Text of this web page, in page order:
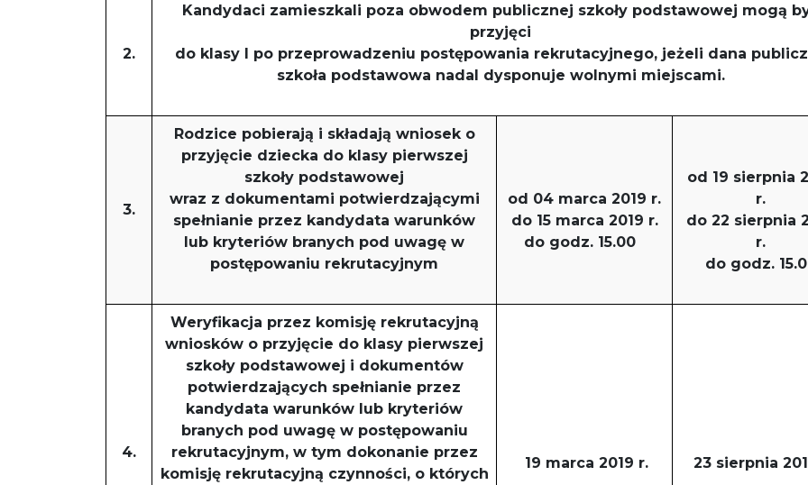
2.
Kandydaci zamieszkali poza obwodem publicznej szkoły podstawowej mogą
przyjęci
do klasy I po przeprowadzeniu postępowania rekrutacyjnego, jeżeli dana
szkoła podstawowa nadal dysponuje wolnymi miejscami.
3.
Rodzice pobierają i składają wniosek o
przyjęcie dziecka do klasy pierwszej
szkoły podstawowej
wraz z dokumentami potwierdzającymi
spełnianie przez kandydata warunków
lub kryteriów branych pod uwagę w
postępowaniu rekrutacyjnym
od 04 marca 2019 r.
do 15 marca 2019 r.
do godz. 15.00
od 19 sierpnia
r.
do 22 sierpnia
r.
do godz.
4.
Weryfikacja przez komisję rekrutacyjną
wniosków o przyjęcie do klasy pierwszej
szkoły podstawowej i dokumentów
potwierdzających spełnianie przez
kandydata warunków lub kryteriów
branych pod uwagę w postępowaniu
rekrutacyjnym, w tym dokonanie przez
komisję rekrutacyjną czynności, o których
19 marca 2019 r. 23 sierpnia